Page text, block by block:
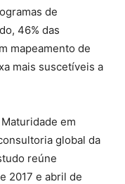
de
46% das
mapeamento de
mais suscetíveis a
em
global da
reúne
2017 e abril de